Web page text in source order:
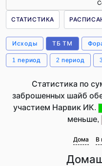
СТАТИСТИКА
Исходы ТБ ТМ
1 период 2 период
Статистика по
заброшенных шайб
участием Нарвик ИК.
меньше,
Дома В